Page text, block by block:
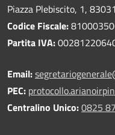
Piazza Plebiscito, 1,
Codice Fiscale:
Partita IVA:
Email:
PEC:
Centralino Unico:0825